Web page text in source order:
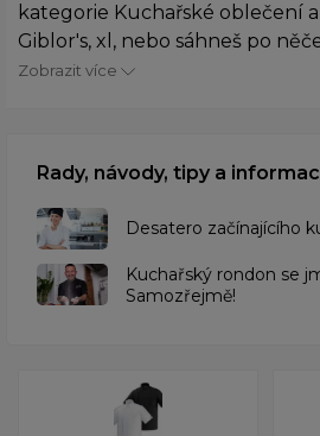
kategorie Kuchařské oblečení
Giblor's, xl, nebo sáhneš po
Zobrazit více
Rady, návody, tipy a
Desatero začínajícího
Kuchařský rondon se
Samozřejmě!